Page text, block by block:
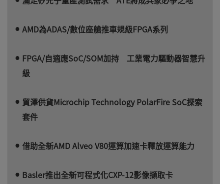
AMD為ADAS/數位座艙推車規級FPGA系列
FPGA/自適應SoC/SOM加持 工業電力驅動器智慧升
級
貿澤供貨Microchip Technology PolarFire SoC探索
套件
借助全新AMD Alveo V80運算加速卡釋放運算能力
Basler推出全新可程式化CXP-12影像擷取卡